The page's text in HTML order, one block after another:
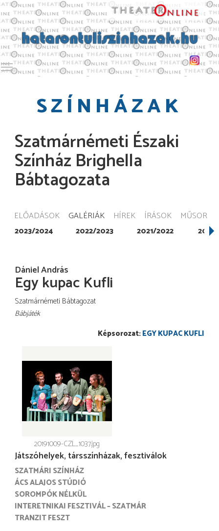
Toggle main menu visibility
SZÍNHÁZAK
Szatmárnémeti Északi
Színház Brighella
Bábtagozata
ELŐADÁSOK GALÉRIÁK HÍREK ÍRÁSOK MŰSOR
2023/2024 2022/2023 2021/2022
Dániel András
Egy kupac Kufli
Szatmárnémeti Bábtagozat
Bábjáték
EGY KUPAC KUFLI
20191009-CZL_1037.jpg
Játszóhelyek, társszínházak, fesztiválok
SZATMÁRI SZÍNHÁZ
ÁCS ALAJOS STÚDIÓ
SOROMPÓK NÉLKÜL
INTERETNIKAI FESZTIVÁL – SZATMÁR
TRANZIT FESZT